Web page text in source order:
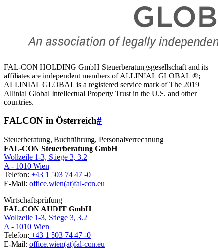
FAL-CON HOLDING GmbH Steuerberatungsgesellschaft and its
affiliates are independent members of ALLINIAL GLOBAL ®;
ALLINIAL GLOBAL is a registered service mark of The 2019
Allinial Global Intellectual Property Trust in the U.S. and other
countries.
FALCON in Österreich#
Steuerberatung, Buchführung, Personalverrechnung
FAL-CON Steuerberatung GmbH
Wollzeile 1-3, Stiege 3, 3.2
A - 1010 Wien
Telefon: +43 1 503 74 47 -0
E-Mail: office.wien(at)fal-con.eu
Wirtschaftsprüfung
FAL-CON AUDIT GmbH
Wollzeile 1-3, Stiege 3, 3.2
A - 1010 Wien
Telefon: +43 1 503 74 47 -0
E-Mail: office.wien(at)fal-con.eu